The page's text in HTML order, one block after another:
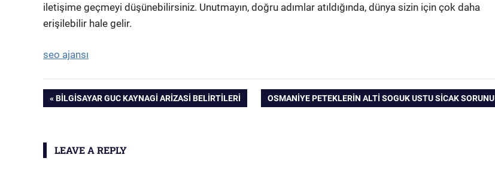
iletişime geçmeyi düşünebilirsiniz. Unutmayın, doğru adımlar atıldığında, dünya sizin için çok daha
erişilebilir hale gelir.
seo ajansı
Yazı
PREVIOUS
BILGISAYAR GUC KAYNAGI ARIZASI BELIRTILERI
NEXT
OSMANIYE PETEKLERIN ALTI SOGUK USTU SICAK SORUNU
LEAVE A REPLY